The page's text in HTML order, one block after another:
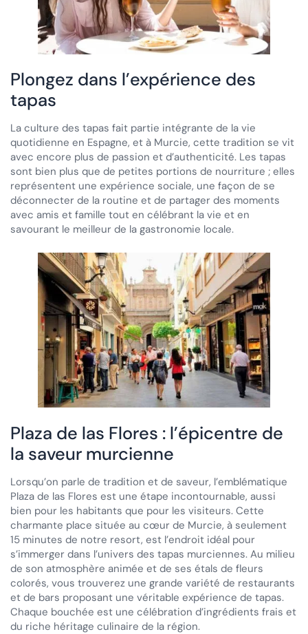
Plongez dans l’expérience des
tapas
La culture des tapas fait partie intégrante de la vie
quotidienne en Espagne, et à Murcie, cette tradition se vit
avec encore plus de passion et d’authenticité. Les tapas
sont bien plus que de petites portions de nourriture ; elles
représentent une expérience sociale, une façon de se
déconnecter de la routine et de partager des moments
avec amis et famille tout en célébrant la vie et en
savourant le meilleur de la gastronomie locale.
Plaza de las Flores : l’épicentre de
la saveur murcienne
Lorsqu’on parle de tradition et de saveur, l’emblématique
Plaza de las Flores est une étape incontournable, aussi
bien pour les habitants que pour les visiteurs. Cette
charmante place située au cœur de Murcie, à seulement
15 minutes de notre resort, est l’endroit idéal pour
s’immerger dans l’univers des tapas murciennes. Au milieu
de son atmosphère animée et de ses étals de fleurs
colorés, vous trouverez une grande variété de restaurants
et de bars proposant une véritable expérience de tapas.
Chaque bouchée est une célébration d’ingrédients frais et
du riche héritage culinaire de la région.